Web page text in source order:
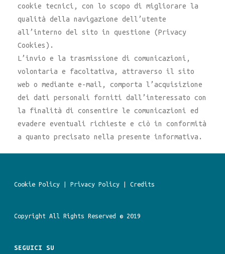
cookie tecnici, con lo scopo di migliorare la
qualità della navigazione dell’utente
all’interno del sito in questione (Privacy
Cookies).
L’invio e la trasmissione di comunicazioni,
volontaria e facoltativa, attraverso il sito
web o mediante e-mail, comporta l’acquisizione
dei dati personali forniti dall’interessato con
la finalità di consentire le comunicazioni ed
evadere eventuali richieste e ciò in conformità
a quanto precisato nella presente informativa.
Cookie Policy |Privacy Policy |Credits
Copyright All Rights Reserved © 2019
SEGUICI SU